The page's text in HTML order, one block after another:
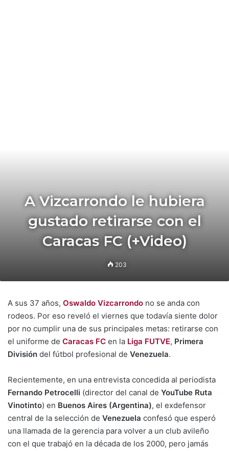
A Vizcarrondo le hubiera
gustado retirarse con el
Caracas FC (+Video)
203
A sus 37 años, Oswaldo Vizcarrondo no se anda con
rodeos. Por eso reveló el viernes que todavía siente dolor
por no cumplir una de sus principales metas: retirarse con
el uniforme de Caracas FC en la Liga FUTVE, Primera
División del fútbol profesional de Venezuela.
Recientemente, en una entrevista concedida al periodista
Fernando Petrocelli (director del canal de YouTube Ruta
Vinotinto) en Buenos Aires (Argentina), el exdefensor
central de la selección de Venezuela confesó que esperó
una llamada de la gerencia para volver a un club avileño
con el que trabajó en la década de los 2000, pero jamás